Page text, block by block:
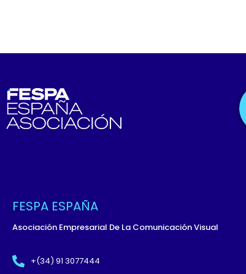
FESPA ESPAÑA
Asociación Empresarial De La Comunicación Visual
+(34) 91 3077444